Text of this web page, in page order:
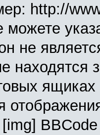
http://
не
[img]